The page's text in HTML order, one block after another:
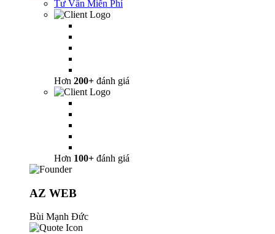
Tư Vấn Miễn Phí
Hơn 200+ đánh giá
Hơn 100+ đánh giá
AZ WEB
Bùi Mạnh Đức